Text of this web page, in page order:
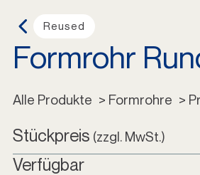
Deutsch
Reused
Formrohr
Alle Produkte > Formrohre >
Stückpreis (zzgl. MwSt.)
Verfügbar